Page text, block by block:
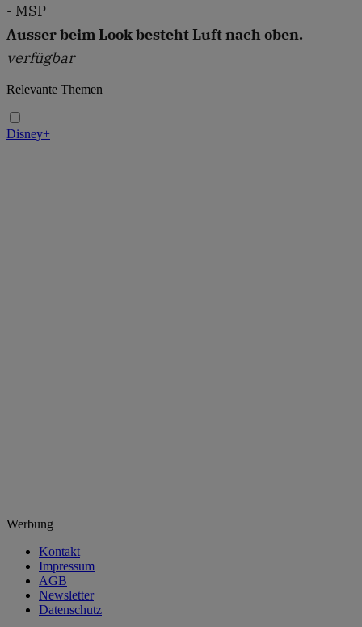
- MSP
Ausser beim Look besteht Luft nach oben.
verfügbar
Relevante Themen
Disney+
Werbung
Kontakt
Impressum
AGB
Newsletter
Datenschutz